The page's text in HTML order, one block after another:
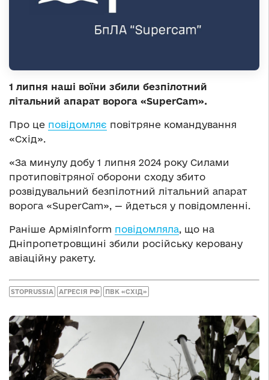
1 липня наші воїни збили безпілотний
літальний апарат ворога «SuperCam».
Про це повідомляє повітряне командування
«Схід».
«За минулу добу 1 липня 2024 року Силами
протиповітряної оборони сходу збито
розвідувальний безпілотний літальний апарат
ворога «SuperCam», — йдеться у повідомленні.
Раніше АрміяInform повідомляла, що на
Дніпропетровщині збили російську керовану
авіаційну ракету.
STOPRUSSIA АГРЕСІЯ РФ ПВК «СХІД»